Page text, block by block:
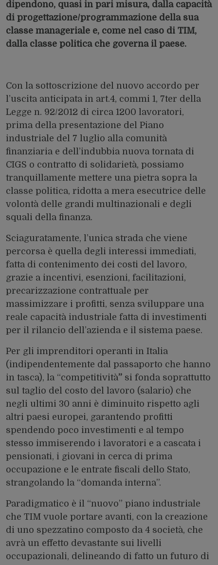
dipendono, quasi in pari misura, dalla capacità
di progettazione/programmazione della sua
classe manageriale e, come nel caso di TIM,
dalla classe politica che governa il paese.
Con la sottoscrizione del nuovo accordo per
l’uscita anticipata in art.4, commi 1, 7ter della
Legge n. 92/2012 di circa 1200 lavoratori,
prima della presentazione del Piano
industriale del 7 luglio alla comunità
finanziaria e dell’indubbia nuova tornata di
CIGS o contratto di solidarietà, possiamo
tranquillamente mettere una pietra sopra la
classe politica, ridotta a mera esecutrice delle
volontà delle grandi multinazionali e degli
squali della finanza.
Sciaguratamente, l’unica strada che viene
percorsa è quella degli interessi immediati,
fatta di contenimento dei costi del lavoro,
grazie a incentivi, esenzioni, facilitazioni,
precarizzazione contrattuale per
massimizzare i profitti, senza sviluppare una
reale capacità industriale fatta di investimenti
per il rilancio dell’azienda e il sistema paese.
Per gli imprenditori operanti in Italia
(indipendentemente dal passaporto che hanno
in tasca), la “competitività” si fonda soprattutto
sul taglio del costo del lavoro (salario) che
negli ultimi 30 anni è diminuito rispetto agli
altri paesi europei, garantendo profitti
spendendo poco investimenti e al tempo
stesso immiserendo i lavoratori e a cascata i
pensionati, i giovani in cerca di prima
occupazione e le entrate fiscali dello Stato,
strangolando la “domanda interna”.
Paradigmatico è il “nuovo” piano industriale
che TIM vuole portare avanti, con la creazione
di uno spezzatino composto da 4 società, che
avrà un effetto devastante sui livelli
occupazionali, delineando di fatto un futuro di